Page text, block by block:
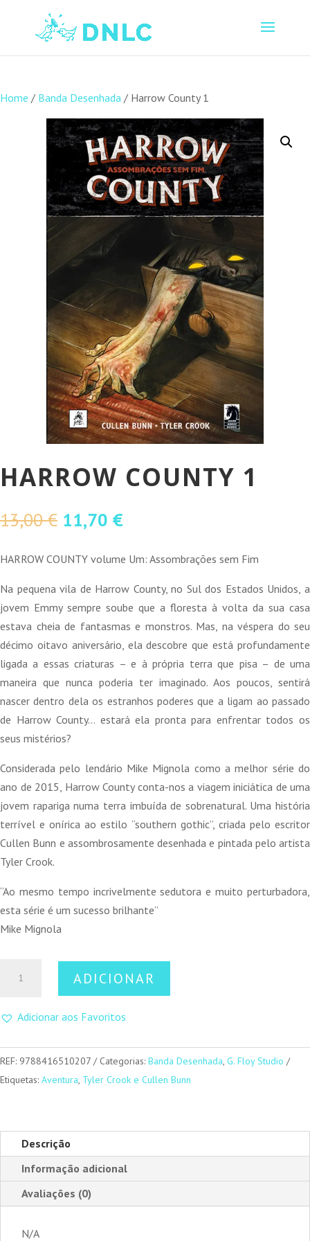
Home / Banda Desenhada / Harrow County 1
HARROW COUNTY 1
13,00€ O
original
13,00 €.
11,70 €O
atual
11,70 €.
HARROW COUNTY volume Um: Assombrações sem Fim
Na pequena vila de Harrow County, no Sul dos Estados Unidos, a
jovem Emmy sempre soube que a floresta à volta da sua casa
estava cheia de fantasmas e monstros. Mas, na véspera do seu
décimo oitavo aniversário, ela descobre que está profundamente
ligada a essas criaturas – e à própria terra que pisa – de uma
maneira que nunca poderia ter imaginado. Aos poucos, sentirá
nascer dentro dela os estranhos poderes que a ligam ao passado
de Harrow County… estará ela pronta para enfrentar todos os
seus mistérios?
Considerada pelo lendário Mike Mignola como a melhor série do
ano de 2015, Harrow County conta-nos a viagem iniciática de uma
jovem rapariga numa terra imbuída de sobrenatural. Uma história
terrível e onírica ao estilo “southern gothic”, criada pelo escritor
Cullen Bunn e assombrosamente desenhada e pintada pelo artista
Tyler Crook.
“Ao mesmo tempo incrivelmente sedutora e muito perturbadora,
esta série é um sucesso brilhante”
Mike Mignola
County
ADICIONAR
Adicionar aos Favoritos
REF: 9788416510207 Categorias: Banda Desenhada, G. Floy Studio
Etiquetas: Aventura, Tyler Crook e Cullen Bunn
Descrição
Informação adicional
Avaliações (0)
N/A